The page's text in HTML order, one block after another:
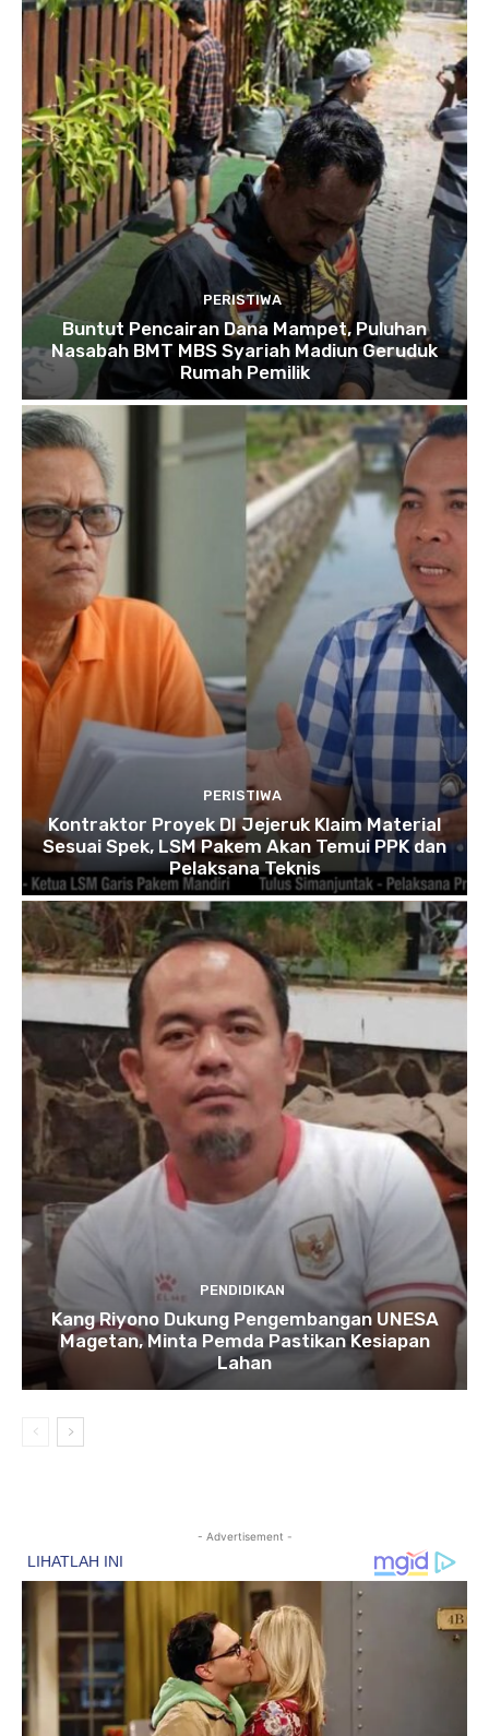
PERISTIWA
Buntut Pencairan Dana Mampet, Puluhan
Nasabah BMT MBS Syariah Madiun Geruduk
Rumah Pemilik
PERISTIWA
Kontraktor Proyek DI Jejeruk Klaim Material
Sesuai Spek, LSM Pakem Akan Temui PPK dan
Pelaksana Teknis
PENDIDIKAN
Kang Riyono Dukung Pengembangan UNESA
Magetan, Minta Pemda Pastikan Kesiapan
Lahan
- Advertisement -